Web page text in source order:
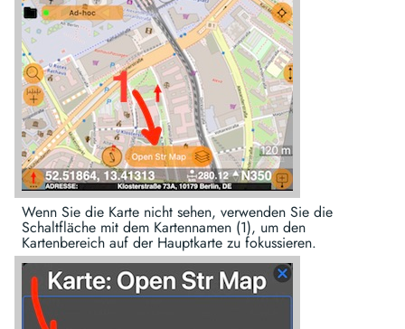
Wenn Sie die Karte nicht sehen, verwenden Sie die
Schaltfläche mit dem Kartennamen (1), um den
Kartenbereich auf der Hauptkarte zu fokussieren.